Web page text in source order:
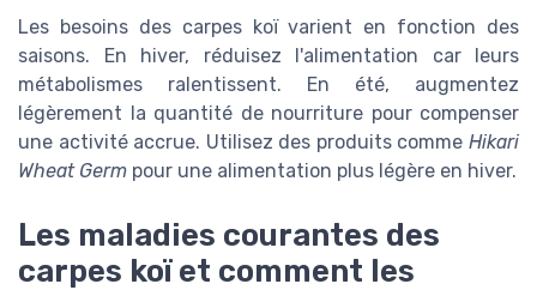
Les besoins des carpes koï varient en fonction des
saisons. En hiver, réduisez l'alimentation car leurs
métabolismes ralentissent. En été, augmentez
légèrement la quantité de nourriture pour compenser
une activité accrue. Utilisez des produits comme Hikari
Wheat Germ pour une alimentation plus légère en hiver.
Les maladies courantes des
carpes koï et comment les